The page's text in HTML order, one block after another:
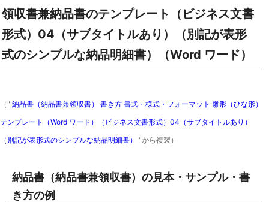
領収書兼納品書のテンプレート（ビジネス文書
形式）04（サブタイトルあり）（別記が表形
式のシンプルな納品明細書）（Word ワード）
（" 納品書（納品書兼領収書） 書き方 書式・様式・フォーマット 雛形（ひな形）
テンプレート（Word ワード）（ビジネス文書形式）04（サブタイトルあり）
（別記が表形式のシンプルな納品明細書） "から複製）
納品書（納品書兼領収書）の見本・サンプル・書
き方の例